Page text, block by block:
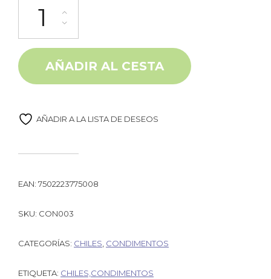
AÑADIR AL CESTA
AÑADIR A LA LISTA DE DESEOS
EAN: 7502223775008
SKU: CON003
CATEGORÍAS: CHILES CONDIMENTOS
ETIQUETA: CHILES,CONDIMENTOS